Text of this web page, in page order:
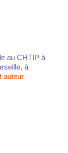
au CHTIP à
à
auteur